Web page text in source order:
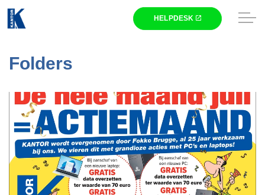
Skip to main content
Nieuws
Kantor
HELPDESK
Folders